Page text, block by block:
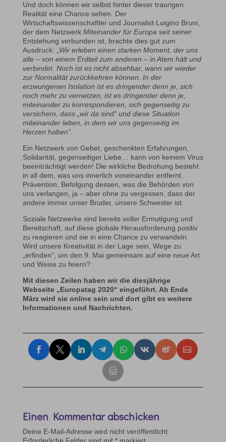
Und doch können wir selbst hinter dieser traurigen
Realität eine Chance sehen. Der
Wirtschaftswissenschaftler und Journalist Luigino Bruni,
der dem Netzwerk Miteinander für Europa seit seiner
Entstehung verbunden ist, brachte dies gut zum
Ausdruck: „Wir erleben einen starken Moment, der uns
alle – von einem Erdteil zum anderen – in Atem hält und
verbindet. Noch ist es nicht absehbar, wann wir wieder
zur Normalität zurückkehren können. In der
erzwungenen Isolation ist es dringender denn je, sich
noch mehr zu vernetzen; ist es dringender denn je,
miteinander zu korrespondieren, sich gegenseitig zu
versichern, dass „wir da sind“ und diese Situation
miteinander leben, in dem wir uns gegenseitig im
Herzen haben“.
Ein Netzwerk von Gebet, geschenkten Erfahrungen,
Solidarität, gegenseitiger Liebe… kann von keinem Virus
beeinträchtigt werden! Die wirkliche Bedrohung besteht
in all dem, was uns innerlich voneinander entfernt.
Prävention, Befolgung dessen, was die Behörden von
uns verlangen, ja – aber ohne zu vergessen, dass der
andere immer unser Bruder, unsere Schwester ist.
Soziale Netzwerke sind bereits voller Ermutigung und
Bereitschaft, auf diese globale Herausforderung positiv
zu reagieren und sie in eine Chance zu verwandeln.
Wird unsere Kreativität in der Lage sein, Wege zu
„erfinden“, um den 9. Mai gemeinsam auf eine neue Art
und Weise zu feiern?
Mit diesen Zeilen haben wir die diesjährige
Webseite „Europatag 2020“ eingeführt. Ab Ende
März wird sie online sein und dort gibt es weitere
Informationen und Nachrichten.
Einen Kommentar abschicken
Deine E-Mail-Adresse wird nicht veröffentlicht.
Erforderliche Felder sind mit *markiert